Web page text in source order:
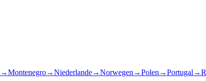
→Montenegro→Niederlande→Norwegen →Polen →Portugal →